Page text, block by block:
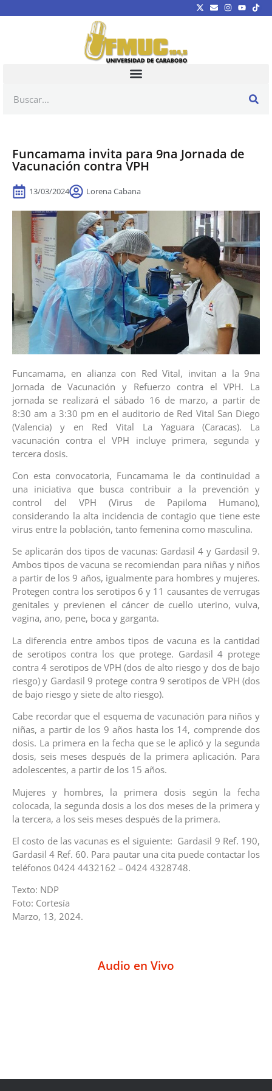
Funcamama invita para 9na Jornada de
Vacunación contra VPH
13/03/2024 Lorena Cabana
Funcamama, en alianza con Red Vital, invitan a la 9na
Jornada de Vacunación y Refuerzo contra el VPH. La
jornada se realizará el sábado 16 de marzo, a partir de
8:30 am a 3:30 pm en el auditorio de Red Vital San Diego
(Valencia) y en Red Vital La Yaguara (Caracas). La
vacunación contra el VPH incluye primera, segunda y
tercera dosis.
Con esta convocatoria, Funcamama le da continuidad a
una iniciativa que busca contribuir a la prevención y
control del VPH (Virus de Papiloma Humano),
considerando la alta incidencia de contagio que tiene este
virus entre la población, tanto femenina como masculina.
Se aplicarán dos tipos de vacunas: Gardasil 4 y Gardasil 9.
Ambos tipos de vacuna se recomiendan para niñas y niños
a partir de los 9 años, igualmente para hombres y mujeres.
Protegen contra los serotipos 6 y 11 causantes de verrugas
genitales y previenen el cáncer de cuello uterino, vulva,
vagina, ano, pene, boca y garganta.
La diferencia entre ambos tipos de vacuna es la cantidad
de serotipos contra los que protege. Gardasil 4 protege
contra 4 serotipos de VPH (dos de alto riesgo y dos de bajo
riesgo) y Gardasil 9 protege contra 9 serotipos de VPH (dos
de bajo riesgo y siete de alto riesgo).
Cabe recordar que el esquema de vacunación para niños y
niñas, a partir de los 9 años hasta los 14, comprende dos
dosis. La primera en la fecha que se le aplicó y la segunda
dosis, seis meses después de la primera aplicación. Para
adolescentes, a partir de los 15 años.
Mujeres y hombres, la primera dosis según la fecha
colocada, la segunda dosis a los dos meses de la primera y
la tercera, a los seis meses después de la primera.
El costo de las vacunas es el siguiente: Gardasil 9 Ref. 190,
Gardasil 4 Ref. 60. Para pautar una cita puede contactar los
teléfonos 0424 4432162 – 0424 4328748.
Texto: NDP
Foto: Cortesía
Marzo, 13, 2024.
Audio en Vivo